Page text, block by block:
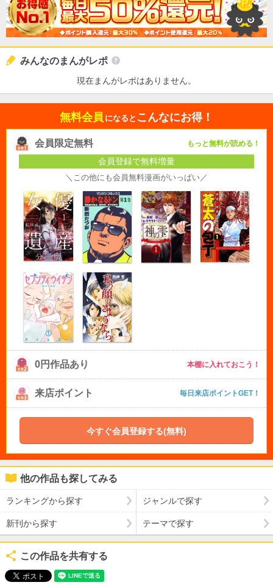
みんなのまんがレポ
現在まんがレポはありません。
無料会員 になると こんなにお得！
会員限定無料 もっと無料が読める！
会員登録で無料増量
＼この他にも会員無料漫画がいっぱい／
0円作品あり 本棚に入れておこう！
来店ポイント 毎日来店ポイントGET！
今すぐ会員登録する(無料)
他の作品も探してみる
ランキングから探す ジャンルで探す
新刊から探す テーマで探す
この作品を共有する